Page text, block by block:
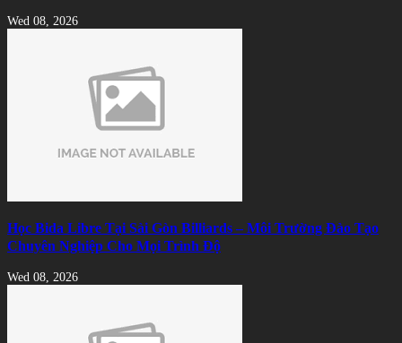
Wed 08, 2026
Học Bida Libre Tại Sài Gòn Billiards – Môi Trường Đào Tạo
Chuyên Nghiệp Cho Mọi Trình Độ
Wed 08, 2026